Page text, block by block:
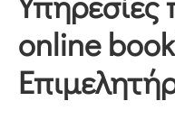
Δράσεις
Εκδηλώσεις
online